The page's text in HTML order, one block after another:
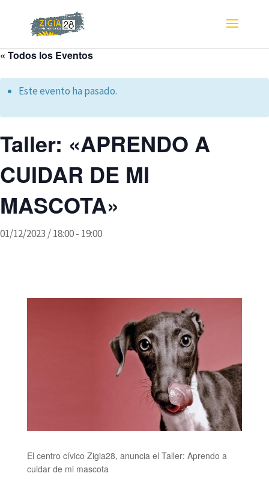
« Todos los Eventos
Este evento ha pasado.
Taller: «APRENDO A
CUIDAR DE MI
MASCOTA»
01/12/2023 / 18:00- 19:00
El centro cívico Zigia28, anuncia el Taller: Aprendo a
cuidar de mi mascota